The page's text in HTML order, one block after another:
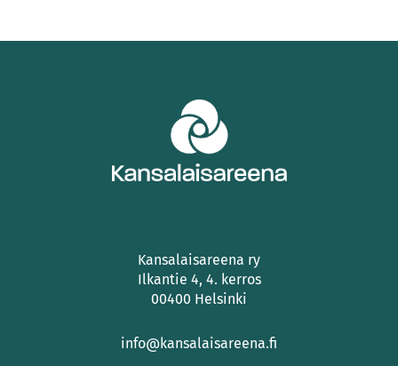
Kansalaisareena ry
Ilkantie 4, 4. kerros
00400 Helsinki
info@kansalaisareena.fi